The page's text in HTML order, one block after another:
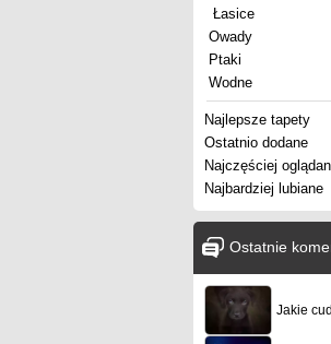
Łasice
Owady
Ptaki
Wodne
Najlepsze tapety
Ostatnio dodane
Najczęściej
Najbardziej lubiane
Ostatnie
Jakie